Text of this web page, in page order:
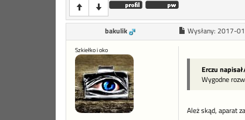
bakulik Wysłany: 2017-
Szkiełko i oko
Erczu
Wygodne
Ależ skąd, aparat